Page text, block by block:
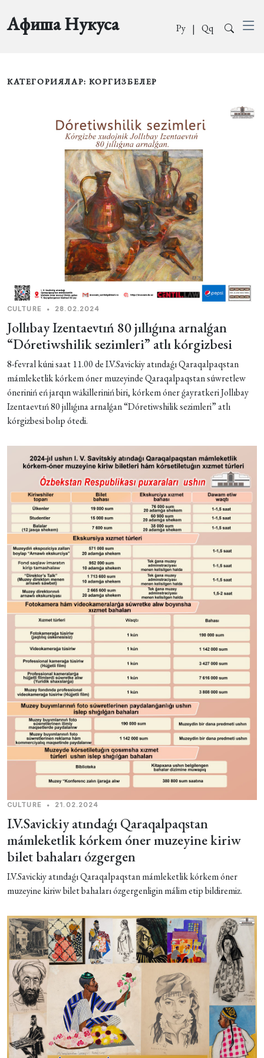
Афиша Нукуса Ру | Qq
КАТЕГОРИЯЛАР: КОРГИЗБЕЛЕР
CULTURE • 28.02.2024
Jollıbay Izentaevtıń 80 jıllıǵına arnalǵan
“Dóretiwshilik sezimleri” atlı kórgizbesi
8-fevral kúni saat 11.00 de I.V.Savickiy atındaǵı Qaraqalpaqstan
mámleketlik kórkem óner muzeyinde Qaraqalpaqstan súwretlew
óneriniń eń jarqın wȧkilleriniń biri, kórkem óner ǵayratkeri Jollıbay
Izentaevtıń 80 jıllıǵına arnalǵan “Dóretiwshilik sezimleri” atlı
kórgizbesi bolıp ótedi.
CULTURE • 21.02.2024
I.V.Savickiy atındaǵı Qaraqalpaqstan
mámleketlik kórkem óner muzeyine kiriw
bilet bahaları ózgergen
I.V.Savickiy atındaǵı Qaraqalpaqstan mámleketlik kórkem óner
muzeyine kiriw bilet bahaları ózgergenligin málim etip bildiremiz.